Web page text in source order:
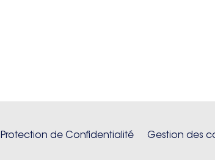
Protection de Confidentialité Gestion des